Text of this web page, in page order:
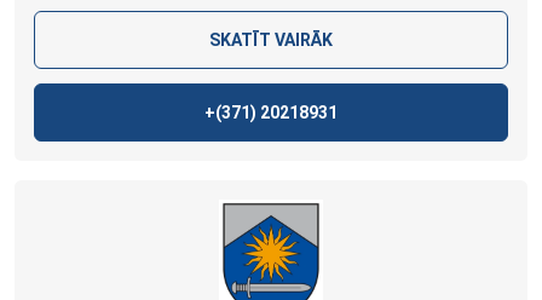
SKATĪT VAIRĀK
+(371) 20218931